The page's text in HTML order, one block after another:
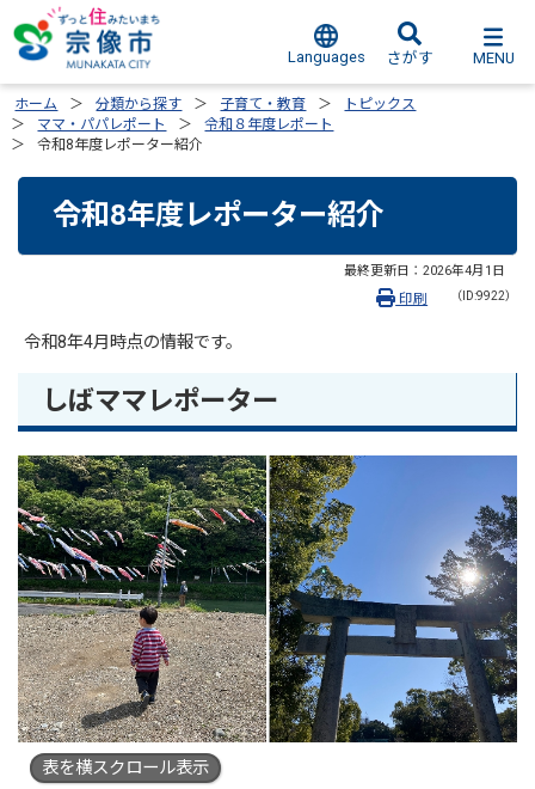
Languages さがす MENU
ホーム 分類から探す 子育て・教育
トピックス
ママ・パパレポート
令和８年度レポート
令和8年度レポーター紹介
令和8年度レポーター紹介
最終更新日： 2026年4月1日
（ID:9922）
印刷
令和8年4月時点の情報です。
しばママレポーター
表を横スクロール表示